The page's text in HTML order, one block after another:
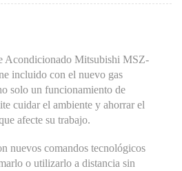
Acondicionado Mitsubishi MSZ-
incluido con el nuevo gas
solo un funcionamiento de
cuidar el ambiente y ahorrar el
afecte su trabajo.
nuevos comandos tecnológicos
o utilizarlo a distancia sin